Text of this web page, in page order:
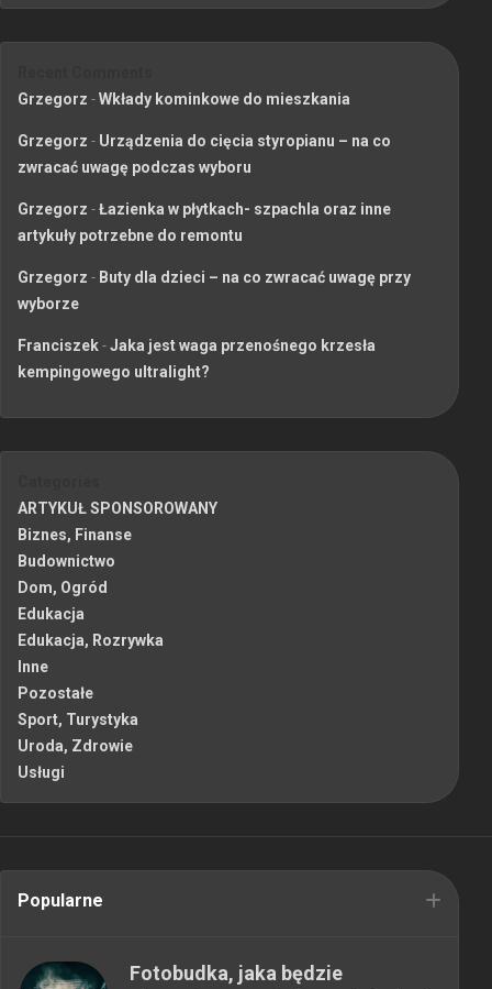
Grzegorz -Wkłady kominkowe do mieszkania
Grzegorz - Urządzenia do cięcia styropianu – na co
zwracać uwagę podczas wyboru
Grzegorz -Łazienka w płytkach- szpachla oraz inne
artykuły potrzebne do remontu
Grzegorz - Buty dla dzieci – na co zwracać uwagę przy
wyborze
Franciszek-Jaka jest waga przenośnego krzesła
kempingowego ultralight?
ARTYKUŁ SPONSOROWANY
Biznes, Finanse
Budownictwo
Dom, Ogród
Edukacja
Edukacja, Rozrywka
Inne
Pozostałe
Sport, Turystyka
Uroda, Zdrowie
Usługi
Popularne
Fotobudka, jaka będzie